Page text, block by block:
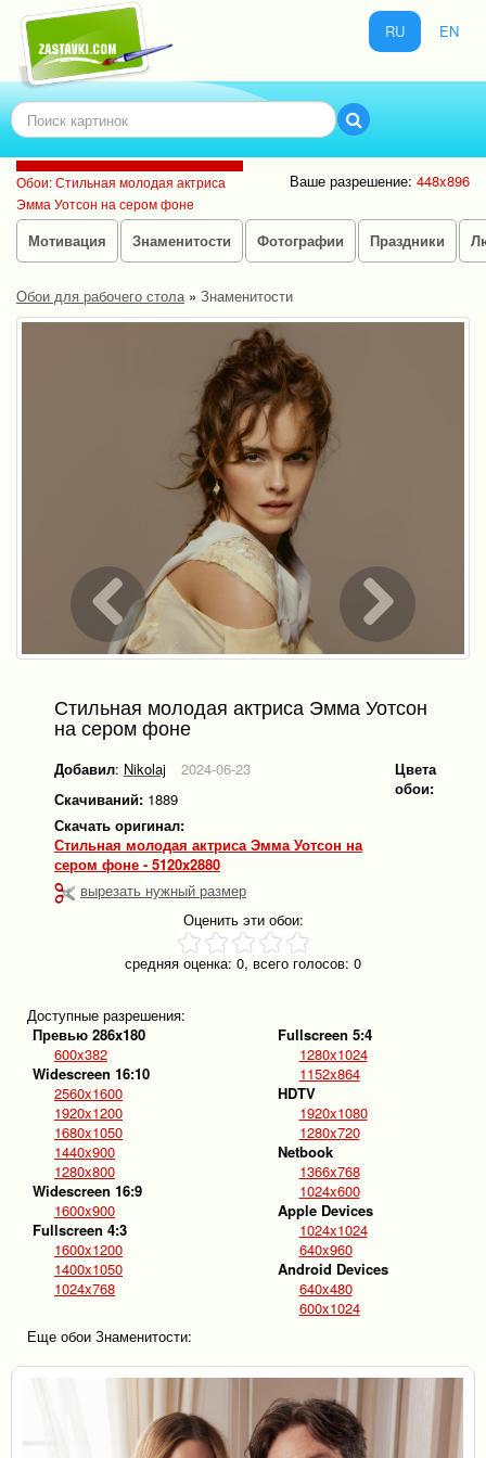
RU EN
Обои: Стильная молодая актриса
Эмма Уотсон на сером фоне
Ваше разрешение: 448x896
Мотивация Знаменитости Фотографии Праздники
Обои для рабочего стола» Знаменитости
Стильная молодая актриса Эмма Уотсон
на сером фоне
Добавил: Nikolaj
2024-06-23
Скачиваний: 1889
Скачать оригинал:
Стильная молодая актриса Эмма Уотсон на
сером фоне - 5120x2880
вырезать нужный размер
Цвета
обои:
Оценить эти обои:
средняя оценка: 0, всего голосов: 0
Доступные разрешения:
Превью 286x180
600x382
Widescreen 16:10
2560x1600
1920x1200
1680x1050
1440x900
1280x800
Widescreen 16:9
1600x900
Fullscreen 4:3
1600x1200
1400x1050
1024x768
Fullscreen 5:4
1280x1024
1152x864
HDTV
1920x1080
1280x720
Netbook
1366x768
1024x600
Apple Devices
1024x1024
640x960
Android Devices
640x480
600x1024
Еще обои Знаменитости: